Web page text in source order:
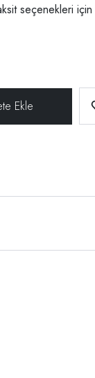
seçenekleri için